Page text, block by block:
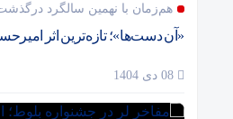
هم‌زمان با نهمین سالگرد درگذشت
«آن دست‌ها»؛ تازه‌ترین اثر